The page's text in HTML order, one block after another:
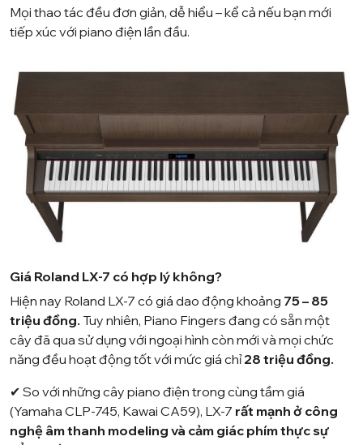
Mọi thao tác đều đơn giản, dễ hiểu – kể cả nếu bạn mới
tiếp xúc với piano điện lần đầu.
Giá Roland LX-7 có hợp lý không?
Hiện nay Roland LX-7 có giá dao động khoảng 75 – 85
triệu đồng. Tuy nhiên, Piano Fingers đang có sẵn một
cây đã qua sử dụng với ngoại hình còn mới và mọi chức
năng đều hoạt động tốt với mức giá chỉ28 triệu đồng.
✔ So với những cây piano điện trong cùng tầm giá
(Yamaha CLP-745, Kawai CA59), LX-7 rất mạnh ở công
nghệ âm thanh modeling và cảm giác phím thực sự